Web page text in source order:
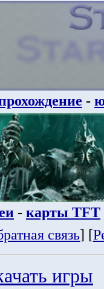
-
- карты TFT
связь] [
игры